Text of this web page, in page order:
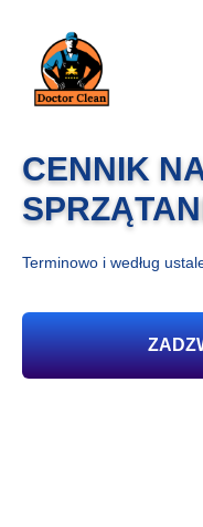
CENNIK
Terminowo i według